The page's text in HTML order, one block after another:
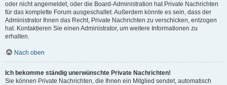
oder nicht angemeldet, oder die Board-Administration hat Private Nachrichten
für das komplette Forum ausgeschaltet. Außerdem könnte es sein, dass der
Administrator Ihnen das Recht, Private Nachrichten zu verschicken, entzogen
hat. Kontaktieren Sie einen Administrator, um weitere Informationen zu
erhalten.
Nach oben
Ich bekomme ständig unerwünschte Private Nachrichten!
Sie können Private Nachrichten, die Ihnen ein Mitglied sendet, automatisch